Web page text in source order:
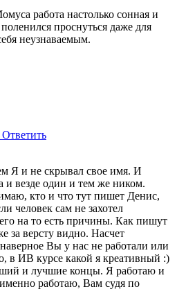
работа настолько сонная и
проснуться даже для
неузнаваемым.
Ответить
Я и не скрывал свое имя. И
и везде один и тем же ником.
кто и что тут пишет Денис,
человек сам не захотел
на то есть причины. Как пишут
за версту видно. Насчет
Вы у нас не работали или
в ИВ курсе какой я креативный :)
и лучшие концы. Я работаю и
работаю, Вам судя по